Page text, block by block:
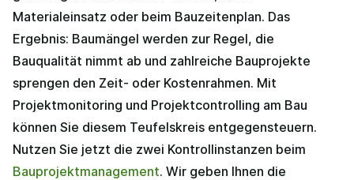
Materialeinsatz oder beim Bauzeitenplan. Das
Ergebnis: Baumängel werden zur Regel, die
Bauqualität nimmt ab und zahlreiche Bauprojekte
sprengen den Zeit- oder Kostenrahmen. Mit
Projektmonitoring und Projektcontrolling am Bau
können Sie diesem Teufelskreis entgegensteuern.
Nutzen Sie jetzt die zwei Kontrollinstanzen beim
Bauprojektmanagement. Wir geben Ihnen die